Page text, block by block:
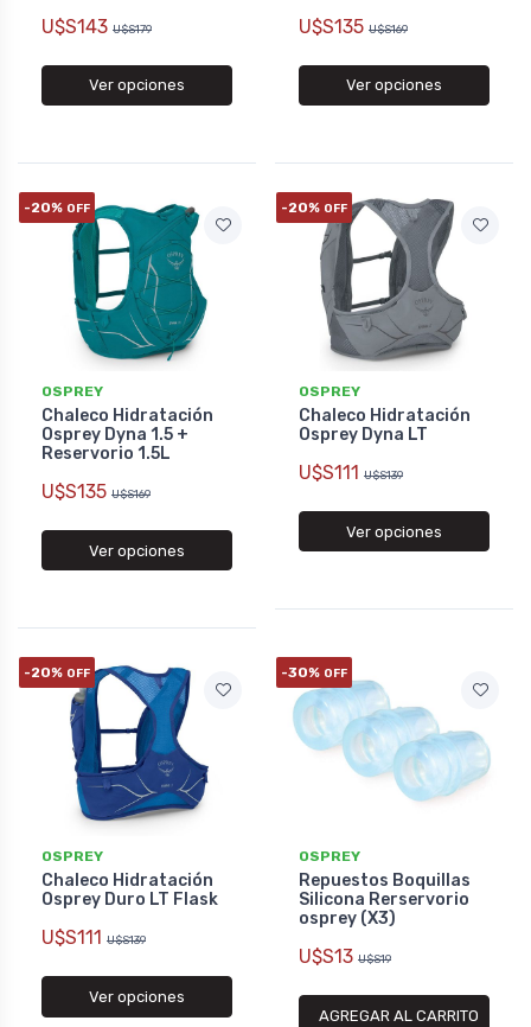
U$S143 U$S179
Ver opciones
U$S135 U$S169
Ver opciones
-20% OFF
OSPREY
Chaleco Hidratación
Osprey Dyna 1.5 +
Reservorio 1.5L
U$S135 U$S169
Ver opciones
-20% OFF
OSPREY
Chaleco Hidratación
Osprey Dyna LT
U$S111 U$S139
Ver opciones
-20% OFF
OSPREY
Chaleco Hidratación
Osprey Duro LT Flask
U$S111 U$S139
Ver opciones
-30% OFF
OSPREY
Repuestos Boquillas
Silicona Rerservorio
osprey (X3)
U$S13 U$S19
AGREGAR AL CARRITO